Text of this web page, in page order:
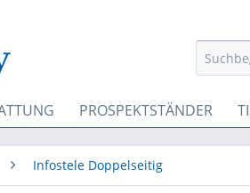
PROSPEKTSTÄNDER
Infostele Doppelseitig